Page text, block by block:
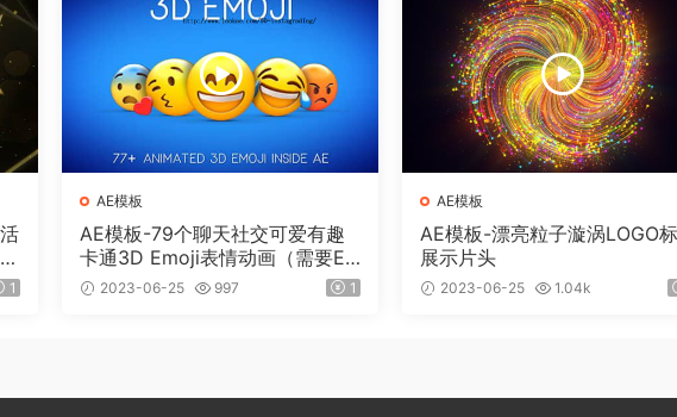
1
AE模板
AE模板-79个聊天社交可爱有趣
卡通3D Emoji表情动画（需要Ele
ment 3D插件）
2023-06-25 997 1
AE模板
AE模板-漂亮粒子漩涡LOGO
展示片头
2023-06-25 1.04k